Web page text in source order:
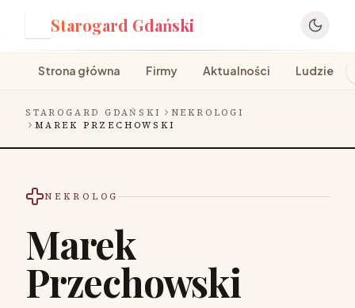
Starogard Gdański
Strona główna Firmy Aktualności Ludzie
STAROGARD GDAŃSKI
NEKROLOGI
MAREK PRZECHOWSKI
NEKROLOG
Marek
Przechowski